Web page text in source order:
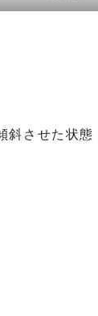
斜させた状態